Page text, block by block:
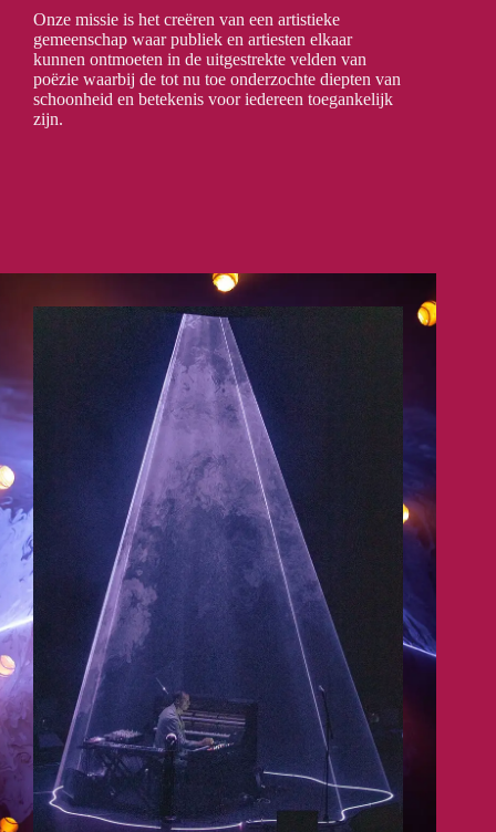
Onze missie is het creëren van een artistieke
gemeenschap waar publiek en artiesten elkaar
kunnen ontmoeten in de uitgestrekte velden van
poëzie waarbij de tot nu toe onderzochte diepten van
schoonheid en betekenis voor iedereen toegankelijk
zijn.